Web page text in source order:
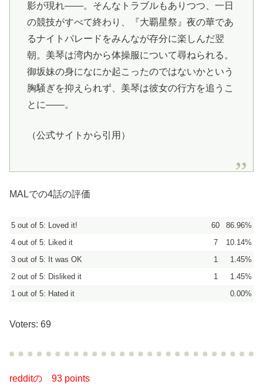
影が現れ――。そんなトラブルもありつつ、一日
の競技がすべて終わり、『大覇星祭』夜の華であ
るナイトパレードをみんなが存分に楽しんだ翌
朝。美琴は湾内から体操服について尋ねられる。
御坂妹の身になにか起こったのではないかという
胸騒ぎを抑えられず、美琴は彼女の行方を追うこ
とに――。
（公式サイトから引用）
MALでの4話の評価
5 out of 5: Loved it! 60
86.96%
4 out of 5: Liked it
7
10.14%
3 out of 5: It was OK
1
1.45%
2 out of 5: Disliked it
1
1.45%
1 out of 5: Hated it
0.00%
Voters: 69
redditの 93 points